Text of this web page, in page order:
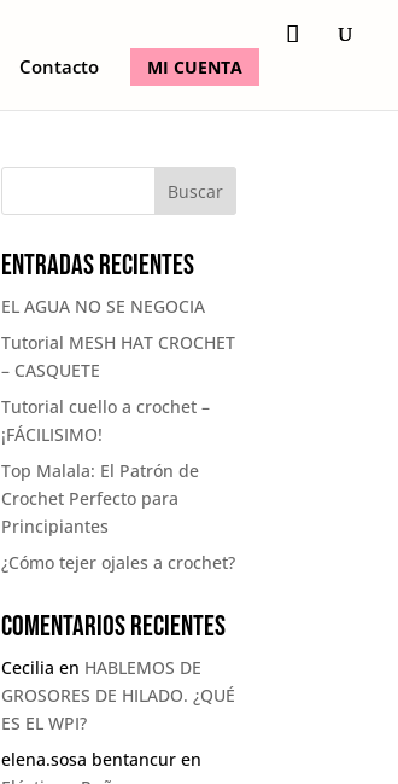
Contacto MI CUENTA
Entradas recientes
EL AGUA NO SE NEGOCIA
Tutorial MESH HAT CROCHET
– CASQUETE
Tutorial cuello a crochet –
¡FÁCILISIMO!
Top Malala: El Patrón de
Crochet Perfecto para
Principiantes
¿Cómo tejer ojales a crochet?
Comentarios recientes
Cecilia en HABLEMOS DE
GROSORES DE HILADO. ¿QUÉ
ES EL WPI?
elena.sosa bentancur en